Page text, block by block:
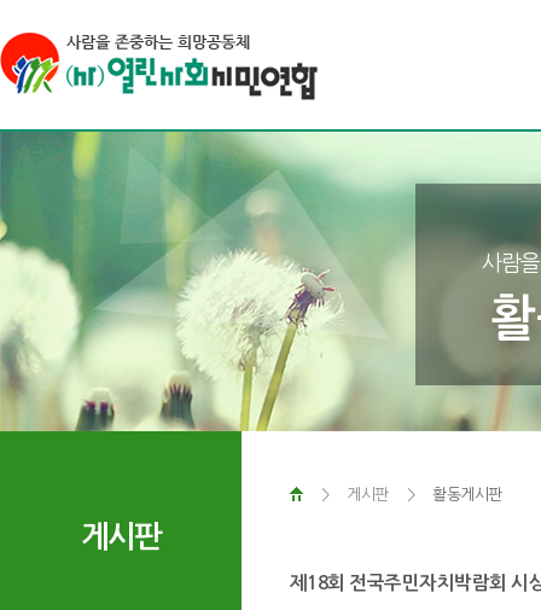
사람
게시판
> 게시판 > 활동게시판
제18회 전국주민자치박람회 시